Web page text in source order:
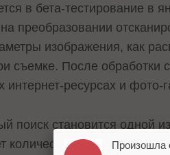
в бета-тестирование в
преобразовании
изображения, как
съемке. После обработки
интернет-ресурсах и фото-
поиск становится одной
количество как медиа-
Произошла